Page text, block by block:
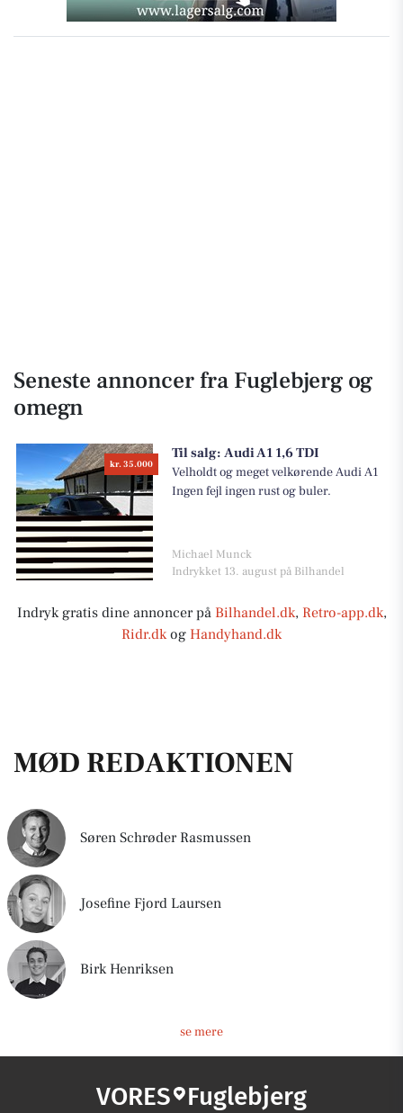
Seneste annoncer fra Fuglebjerg og
omegn
kr. 35.000
Til salg: Audi A1 1,6 TDI
Velholdt og meget velkørende Audi A1
Ingen fejl ingen rust og buler.
Michael Munck
Indrykket 13. august på Bilhandel
Indryk gratis dine annoncer på Bilhandel.dk, Retro-app.dk,
Ridr.dkog Handyhand.dk
MØD REDAKTIONEN
Søren Schrøder Rasmussen
Josefine Fjord Laursen
Birk Henriksen
se mere
VORES Fuglebjerg